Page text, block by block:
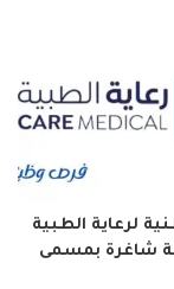
لرعاية الطبية
شاغرة بمسمى